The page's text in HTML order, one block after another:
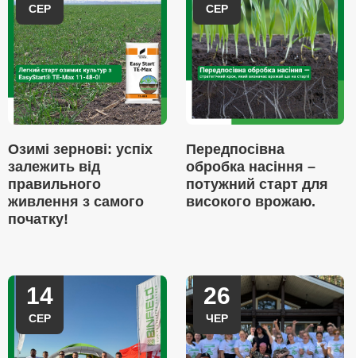
СЕР
Озимі зернові: успіх
залежить від
правильного
живлення з самого
початку!
СЕР
Передпосівна
обробка насіння –
потужний старт для
високого врожаю.
14
СЕР
26
ЧЕР